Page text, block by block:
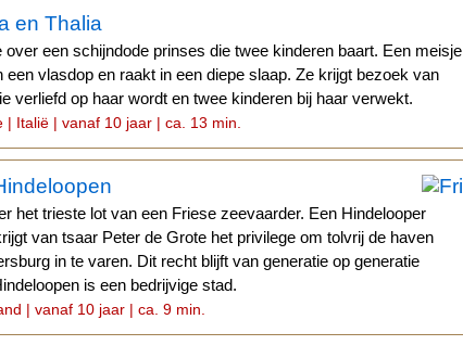
en Thalia
over een schijndode prinses die twee kinderen baart. Een meisje
een vlasdop en raakt in een diepe slaap. Ze krijgt bezoek van
verliefd op haar wordt en twee kinderen bij haar verwekt.
| Italië | vanaf 10 jaar | ca. 13 min.
het trieste lot van een Friese zeevaarder. Een Hindelooper
van tsaar Peter de Grote het privilege om tolvrij de haven
in te varen. Dit recht blijft van generatie op generatie
is een bedrijvige stad.
| vanaf 10 jaar | ca. 9 min.